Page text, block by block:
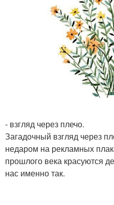
- взгляд через плечо.
Загадочный взгляд через
недаром на рекламных
прошлого века красуются
нас именно так.